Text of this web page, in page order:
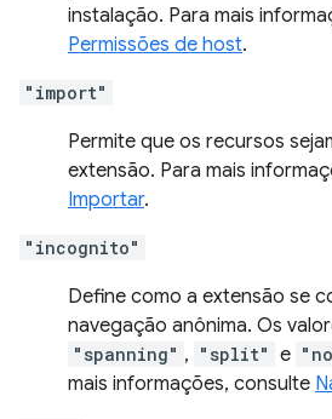
instalação. Para mais
Permissões de host.
"import"
Permite que os recursos
extensão. Para mais
Importar.
"incognito"
Define como a extensão se
navegação anônima. Os
"spanning" , "split" e
mais informações, consulte